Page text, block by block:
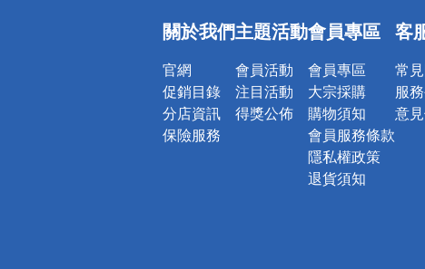
詐騙網頁！請
關於我們
官網
促銷目錄
分店資訊
保險服務
主題活動
會員活動
注目活動
得獎公佈
會員專區
會員專區
大宗採購
購物須知
會員服務條款
隱私權政策
退貨須知
客
常
服
意